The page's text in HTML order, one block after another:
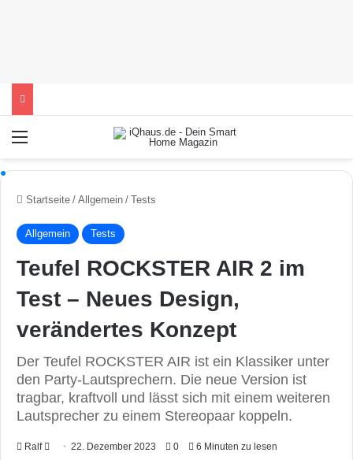
Startseite / Allgemein / Tests
Allgemein Tests
Teufel ROCKSTER AIR 2 im
Test – Neues Design,
verändertes Konzept
Der Teufel ROCKSTER AIR ist ein Klassiker unter
den Party-Lautsprechern. Die neue Version ist
tragbar, kraftvoll und lässt sich mit einem weiteren
Lautsprecher zu einem Stereopaar koppeln.
Ralf 22. Dezember 2023 0 6 Minuten zu lesen